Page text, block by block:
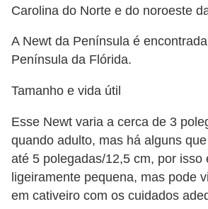
Carolina do Norte e do noroeste
A Newt da Península é
Península da Flórida.
Tamanho e vida útil
Esse Newt varia a cerca de 3
quando adulto, mas há alguns
até 5 polegadas/12,5 cm, por isso
ligeiramente pequena, mas pode
em cativeiro com os cuidados